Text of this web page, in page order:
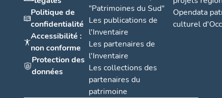
Politique de
confidentialité
Accessibilité :
non conforme
Protection des
données
"Patrimoines du Sud"
Les publications de
l'Inventaire
Les partenaires de
l'Inventaire
Les collections des
partenaires du
patrimoine
Opendata
culturel